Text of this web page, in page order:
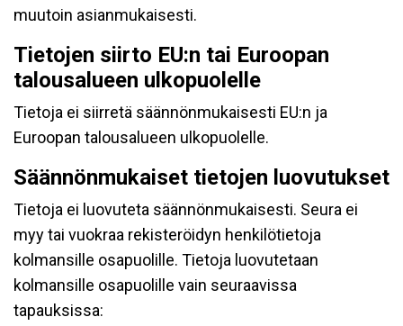
muutoin asianmukaisesti.
Tietojen siirto EU:n tai Euroopan
talousalueen ulkopuolelle
Tietoja ei siirretä säännönmukaisesti EU:n ja
Euroopan talousalueen ulkopuolelle.
Säännönmukaiset tietojen luovutukset
Tietoja ei luovuteta säännönmukaisesti. Seura ei
myy tai vuokraa rekisteröidyn henkilötietoja
kolmansille osapuolille. Tietoja luovutetaan
kolmansille osapuolille vain seuraavissa
tapauksissa: